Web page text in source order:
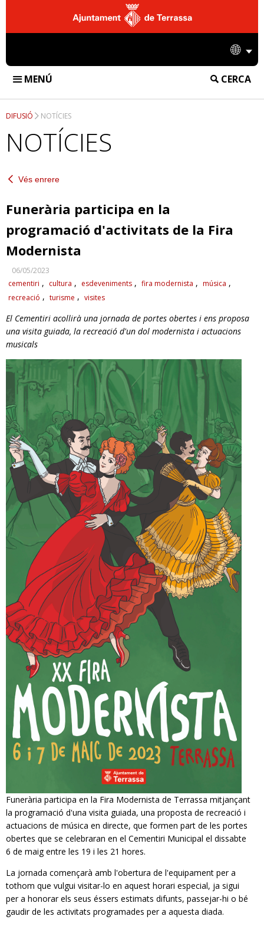
Ajuntament
de
Terrassa
MENÚ
CERCA
INSTAL·LACIONS
TANATORI
CREMATORI
SERVEIS FUNERARIS
SERVEIS DE CREMATORI
SERVEIS DE CEMENTIRI
DIFUSIÓ
NOTÍCIES
ACCIONS
EMPRESA
CONTACTE
INFORMACIÓ CORPORATIVA
RESPONSABILITAT SOCIAL
DIFUSIÓ NOTÍCIES
NOTÍCIES
Vés enrere
Funerària participa en la
programació d'activitats de la Fira
Modernista
06/05/2023
cementiri
cultura esdeveniments fira modernista
música
recreació
turisme visites
El Cementiri acollirà una jornada de portes obertes i ens proposa
una visita guiada, la recreació d'un dol modernista i actuacions
musicals
Funerària participa en la Fira Modernista de Terrassa mitjançant
la programació d'una visita guiada, una proposta de recreació i
actuacions de música en directe, que formen part de les portes
obertes que se celebraran en el Cementiri Municipal el dissabte
6 de maig entre les 19 i les 21 hores.
La jornada començarà amb l'obertura de l'equipament per a
tothom que vulgui visitar-lo en aquest horari especial, ja sigui
per a honorar els seus éssers estimats difunts, passejar-hi o bé
gaudir de les activitats programades per a aquesta diada.